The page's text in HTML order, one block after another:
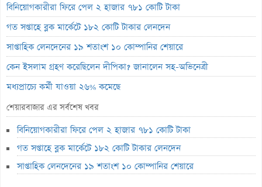
বিনিয়োগকারীরা ফিরে পেল ২ হাজার ৭৮১ কোটি টাকা
গত সপ্তাহে ব্লক মার্কেটে ১৮২ কোটি টাকার লেনদেন
সাপ্তাহিক লেনদেনের ১৯ শতাংশ ১০ কোম্পানির শেয়ারে
কেন ইসলাম গ্রহণ করেছিলেন দীপিকা? জানালেন সহ-অভিনেত্রী
মধ্যপ্রাচ্যে কর্মী যাওয়া ২৬% কমেছে
স্বর্ণ খাতকে আনুষ্ঠানিক শিল্পে আনতে নতুন নীতিমালা
এসআইবিএল থেকেও প্রশাসক প্রত্যাহার
৮০০ কোটি টাকার বন্ড জালিয়াতি তদন্তে সিআইডি
সাপ্তাহিক লুজারের শীর্ষে এস আলম কোল্ড রোল্ড স্টিল
শেয়ারবাজার এর সর্বশেষ খবর
বিনিয়োগকারীরা ফিরে পেল ২ হাজার ৭৮১ কোটি টাকা
গত সপ্তাহে ব্লক মার্কেটে ১৮২ কোটি টাকার লেনদেন
সাপ্তাহিক লেনদেনের ১৯ শতাংশ ১০ কোম্পানির শেয়ারে